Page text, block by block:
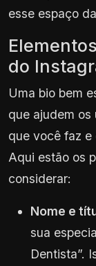
esse espaço
do
Uma bio bem
que ajudem os
que você faz e
Aqui estão os
considerar:
Nome e
sua
Dentista”.